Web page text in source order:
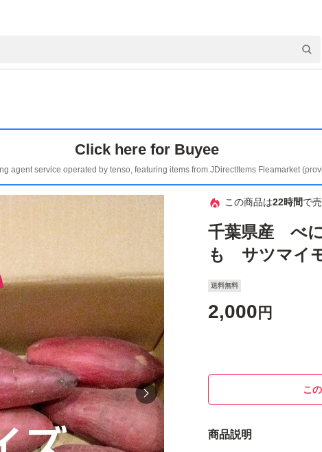
Click here for Buyee
agent service operated by tenso, featuring items from JDirectItems Fleamarket
この商品は22時間で
千葉県産 べ
も サツマイ
送料無料
2,000 円
こ
商品説明